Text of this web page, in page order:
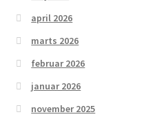
april 2026
marts 2026
februar 2026
januar 2026
november 2025